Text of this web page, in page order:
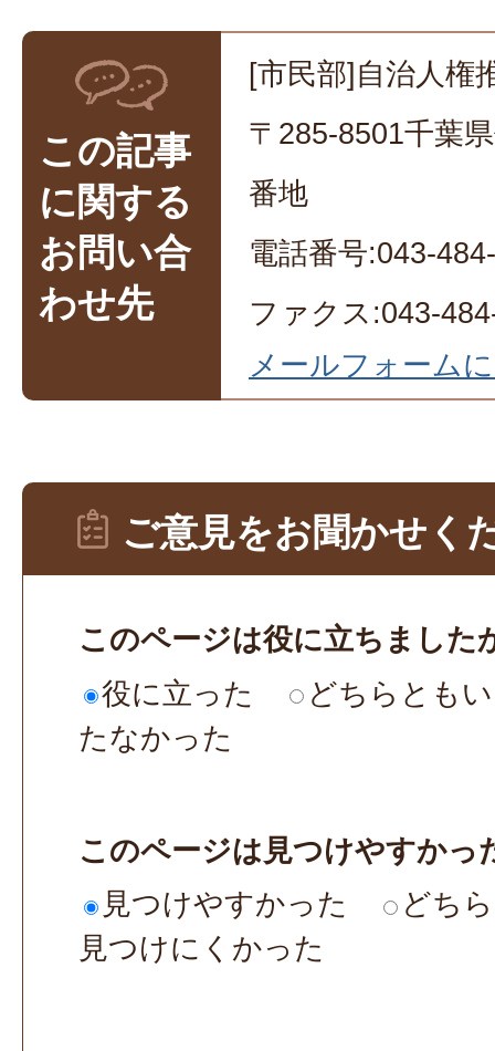
この記事
に関する
お問い合
わせ先
[市民部]自治人権
〒285-8501千葉
番地
電話番号:043-
ファクス:043-
メールフォーム
ご意見をお聞かせく
このページは役に立ちました
役に立った
どちらとも
たなかった
このページは見つけやすかっ
見つけやすかった
どち
見つけにくかった